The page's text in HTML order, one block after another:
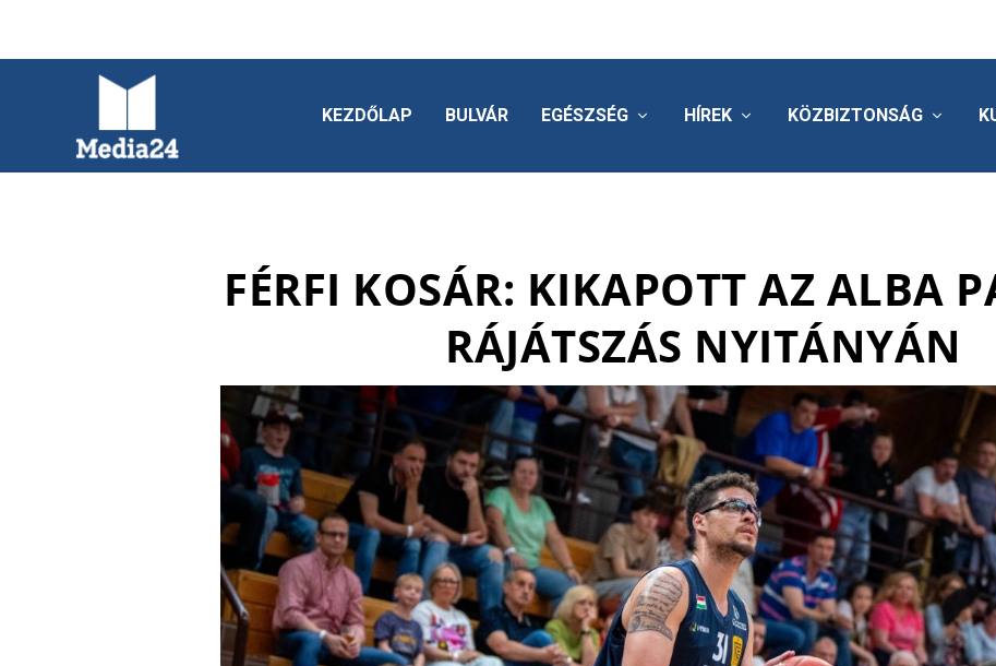
KEZDŐLAP BULVÁR EGÉSZSÉG HÍREK KÖZBIZTONSÁG
FÉRFI KOSÁR: KIKAPOTT AZ ALBA
RÁJÁTSZÁS NYITÁNYÁN